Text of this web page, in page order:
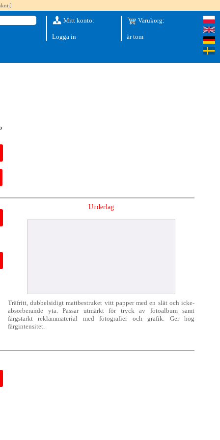
Mitt konto:
Logga in
Varukorg:
är tom
Underlag
Träfritt, dubbelsidigt mattbestruket vitt papper med en slät och icke-
absorberande yta. Passar utmärkt för tryck av fotoalbum samt
färgstarkt reklammaterial med fotografier och grafik. Ger hög
färgintensitet.